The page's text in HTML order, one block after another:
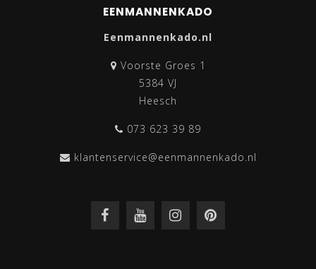
EENMANNENKADO
Eenmannenkado.nl
Voorste Groes 1
5384 VJ
Heesch
073 623 39 89
klantenservice@eenmannenkado.nl